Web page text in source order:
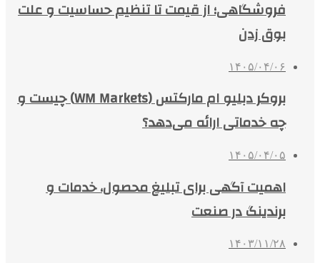
فروشگاهی؛ از قیمت تا تنظیم حساسیت و علت
بوق زدن
۱۴۰۵/۰۴/۰۶
بروکر دبلیو ام مارکتس (WM Markets) چیست و
چه خدماتی ارائه می‌دهد؟
۱۴۰۵/۰۴/۰۵
اهمیت آگهی برای تبلیغ محصول، خدمات و
برندینگ در صنعت
۱۴۰۳/۱۱/۲۸